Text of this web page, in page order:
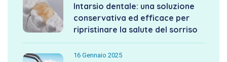
Intarsio dentale: una soluzione
conservativa ed efficace per
ripristinare la salute del sorriso
16 Gennaio 2025